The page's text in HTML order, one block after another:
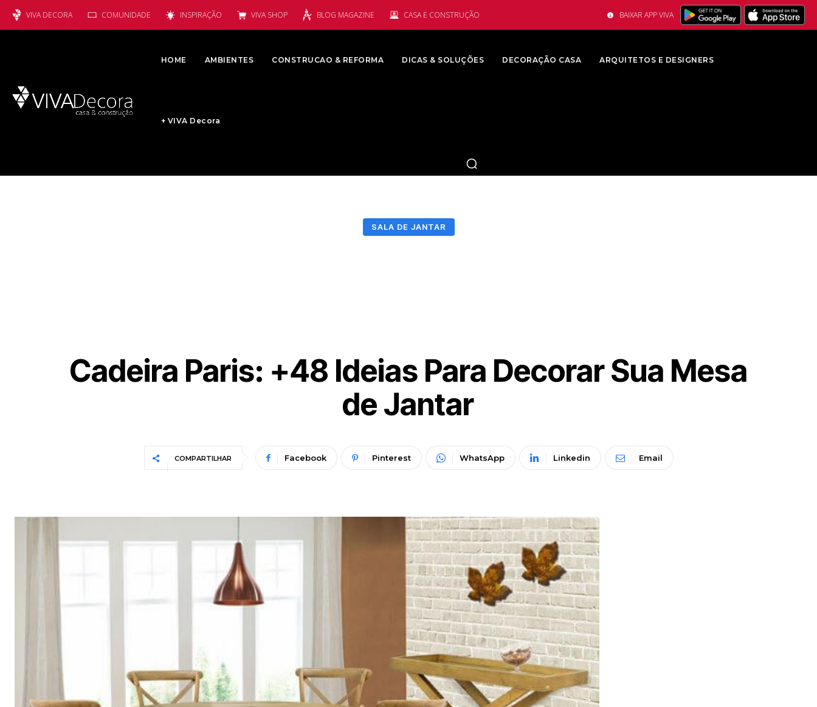
VIVA DECORA COMUNIDADE INSPIRAÇÃO VIVA SHOP BLOG MAGAZINE CASA E CONSTRUÇÃO BAIXAR APP VIVA
HOME AMBIENTES CONSTRUCAO & REFORMA DICAS & SOLUÇÕES DECORAÇÃO CASA ARQUITETOS E DESIGNERS
+ VIVA Decora
SALA DE JANTAR
Cadeira Paris: +48 Ideias Para Decorar Sua Mesa
de Jantar
COMPARTILHAR Facebook Pinterest WhatsApp Linkedin Email